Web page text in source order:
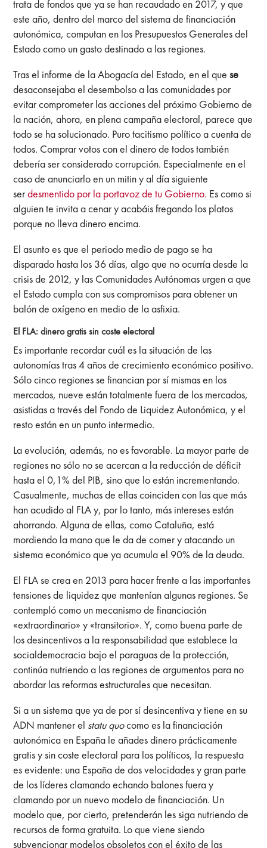
trata de fondos que ya se han recaudado en 2017, y que
este año, dentro del marco del sistema de financiación
autonómica, computan en los Presupuestos Generales del
Estado como un gasto destinado a las regiones.
Tras el informe de la Abogacía del Estado, en el quese
desaconsejaba el desembolso a las comunidades por
evitar comprometer las acciones del próximo Gobierno de
la nación, ahora, en plena campaña electoral, parece que
todo se ha solucionado. Puro tacitismo político a cuenta de
todos. Comprar votos con el dinero de todos también
debería ser considerado corrupción. Especialmente en el
caso de anunciarlo en un mitin y al día siguiente
serdesmentido por la portavoz de tu Gobierno. Es como si
alguien te invita a cenar y acabáis fregando los platos
porque no lleva dinero encima.
El asunto es que el periodo medio de pago se ha
disparado hasta los 36 días, algo que no ocurría desde la
crisis de 2012, y las Comunidades Autónomas urgen a que
el Estado cumpla con sus compromisos para obtener un
balón de oxígeno en medio de la asfixia.
El FLA: dinero gratis sin coste electoral
Es importante recordarcuál es la situación de las
autonomías tras 4 años de crecimientoeconómico positivo.
Sólo cinco regiones se financian por sí mismas en los
mercados, nueve están totalmente fuera de los mercados,
asistidas a través del Fondo de Liquidez Autonómica, y el
resto están en un punto intermedio.
La evolución, además, no es favorable. La mayor parte de
regiones no sólo no se acercan a la reducción de déficit
hasta el 0,1% del PIB, sino que lo están incrementando.
Casualmente, muchas de ellas coinciden con las que más
han acudido al FLA y, por lo tanto, más intereses están
ahorrando. Alguna de ellas, como Cataluña, está
mordiendo la mano que le da de comer y atacando un
sistema económico que ya acumula el 90% de la deuda.
El FLA se crea en 2013 para hacer frente a las importantes
tensiones de liquidez que mantenían algunas regiones. Se
contempló como un mecanismo de financiación
«extraordinario» y «transitorio». Y, como buena parte de
los desincentivos a la responsabilidad que establece la
socialdemocracia bajo el paraguas de la protección,
continúa nutriendo a las regiones de argumentos para no
abordar las reformas estructurales que necesitan.
Si a un sistema que ya de por sí desincentiva y tiene en su
ADN mantener el statu quocomo es la financiación
autonómica en España le añadesdinero prácticamente
gratis y sin coste electoral para los políticos, la respuesta
es evidente: una España de dos velocidades y gran parte
de los líderes clamando echando balones fuera y
clamando por un nuevo modelo de financiación. Un
modelo que, por cierto, pretenderán les siga nutriendo de
recursos de forma gratuita. Lo que viene siendo
subvencionar modelos obsoletos con el éxito de las